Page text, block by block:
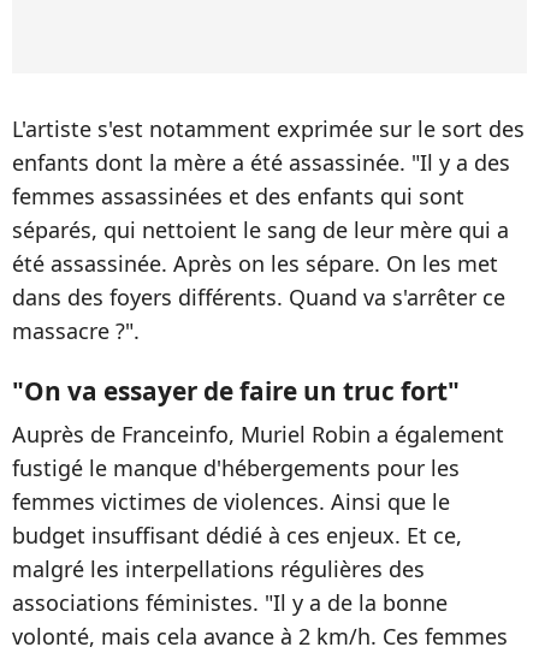
L'artiste s'est notamment exprimée sur le sort des
enfants dont la mère a été assassinée. "Il y a des
femmes assassinées et des enfants qui sont
séparés, qui nettoient le sang de leur mère qui a
été assassinée. Après on les sépare. On les met
dans des foyers différents. Quand va s'arrêter ce
massacre ?".
"On va essayer de faire un truc fort"
Auprès de Franceinfo, Muriel Robin a également
fustigé le manque d'hébergements pour les
femmes victimes de violences. Ainsi que le
budget insuffisant dédié à ces enjeux. Et ce,
malgré les interpellations régulières des
associations féministes. "Il y a de la bonne
volonté, mais cela avance à 2 km/h. Ces femmes